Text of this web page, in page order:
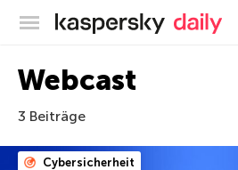
Offizieller
Webcast
3 Beiträge
Cybersicherheit